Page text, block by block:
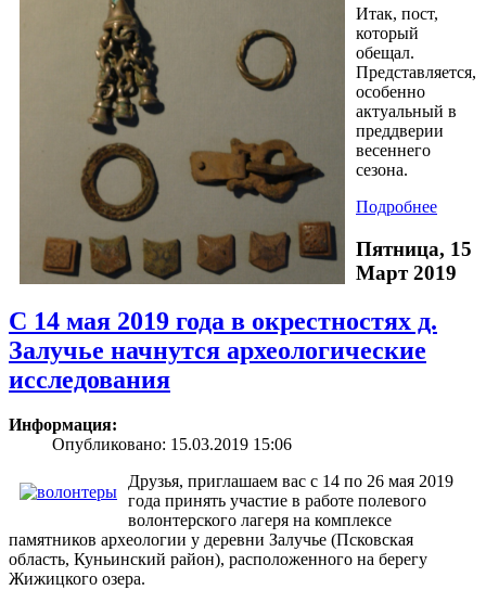
Итак, пост,
который
обещал.
Представляется,
особенно
актуальный в
преддверии
весеннего
сезона.
Подробнее
Пятница, 15
Март 2019
С 14 мая 2019 года в окрестностях д.
Залучье начнутся археологические
исследования
Информация:
Опубликовано: 15.03.2019 15:06
Друзья, приглашаем вас с 14 по 26 мая 2019
года принять участие в работе полевого
волонтерского лагеря на комплексе
памятников археологии у деревни Залучье (Псковская
область, Куньинский район), расположенного на берегу
Жижицкого озера.